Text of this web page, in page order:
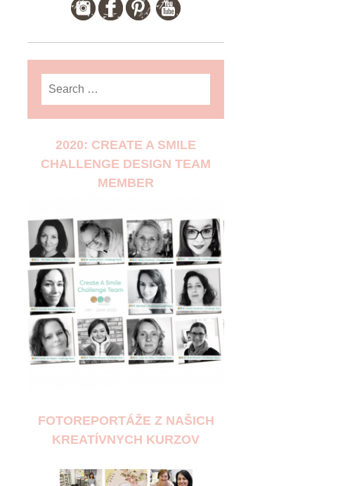
2020: CREATE A SMILE
CHALLENGE DESIGN TEAM
MEMBER
FOTOREPORTÁŽE Z NAŠICH
KREATÍVNYCH KURZOV